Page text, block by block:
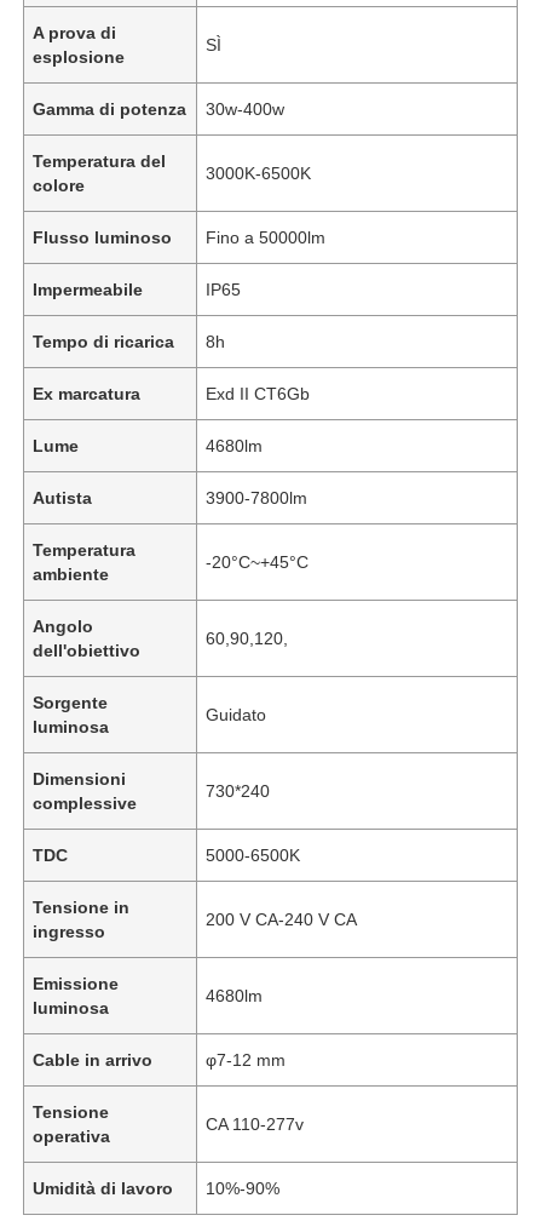
Casa
Prodotti
Chi siamo
A prova di
esplosione
SÌ
Gamma di potenza 30w-400w
Temperatura del
colore
3000K-6500K
Flusso luminoso Fino a 50000lm
Impermeabile IP65
Tempo di ricarica 8h
Ex marcatura Exd II CT6Gb
Lume 4680lm
Autista 3900-7800lm
Temperatura
ambiente
-20°C~+45°C
Angolo
dell'obiettivo
60,90,120,
Sorgente
luminosa
Guidato
Dimensioni
complessive
730*240
TDC 5000-6500K
Tensione in
ingresso
200 V CA-240 V CA
Emissione
luminosa
4680lm
Cable in arrivo φ7-12 mm
Tensione
operativa
CA 110-277v
Umidità di lavoro 10%-90%